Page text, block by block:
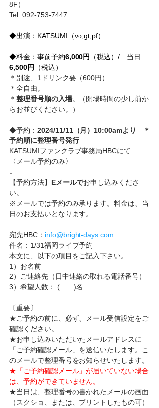
8F）
Tel: 092-753-7447
◆出演：KATSUMI（vo,gt,pf）
◆料金：事前予約6,000円 （税込）/ 当日
6,500円
（税込）
＊別途、1ドリンク要（600円）
＊全自由。
＊ 整理番号順の入場。（開場時間の少し前か
らお並びください。）
◆予約： 2024/11/11（月）10:00amより　＊
予約順に整理番号発行
KATSUMIファンクラブ事務局HBCにて
〈メール予約のみ〉
↓
【予約方法】 Eメールでお申し込みくださ
い。
※メールでは予約のみ承ります。料金は、当
日のお支払いとなります。
宛先HBC： info@bright-days.com
件名：1/31福岡ライブ予約
本文に、以下の項目をご記入下さい。
1）お名前
2）ご連絡先（日中連絡の取れる電話番号）
3）希望人数： (　　)名
〔重要〕
★ご予約の前に、必ず、メール受信設定をご
確認ください。
★お申し込みいただいたメールアドレスに
「ご予約確認メール」を送信いたします。こ
のメールで整理番号をお知らせいたします。
★「ご予約確認メール」が届いていない場合
は、予約ができていません。
★当日は、整理番号の書かれたメールの画面
（スクショ、または、プリントしたもの可）